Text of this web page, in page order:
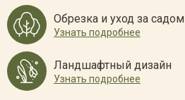
Обрезка и уход за садом
Узнать подробнее
Ландшафтный дизайн
Узнать подробнее